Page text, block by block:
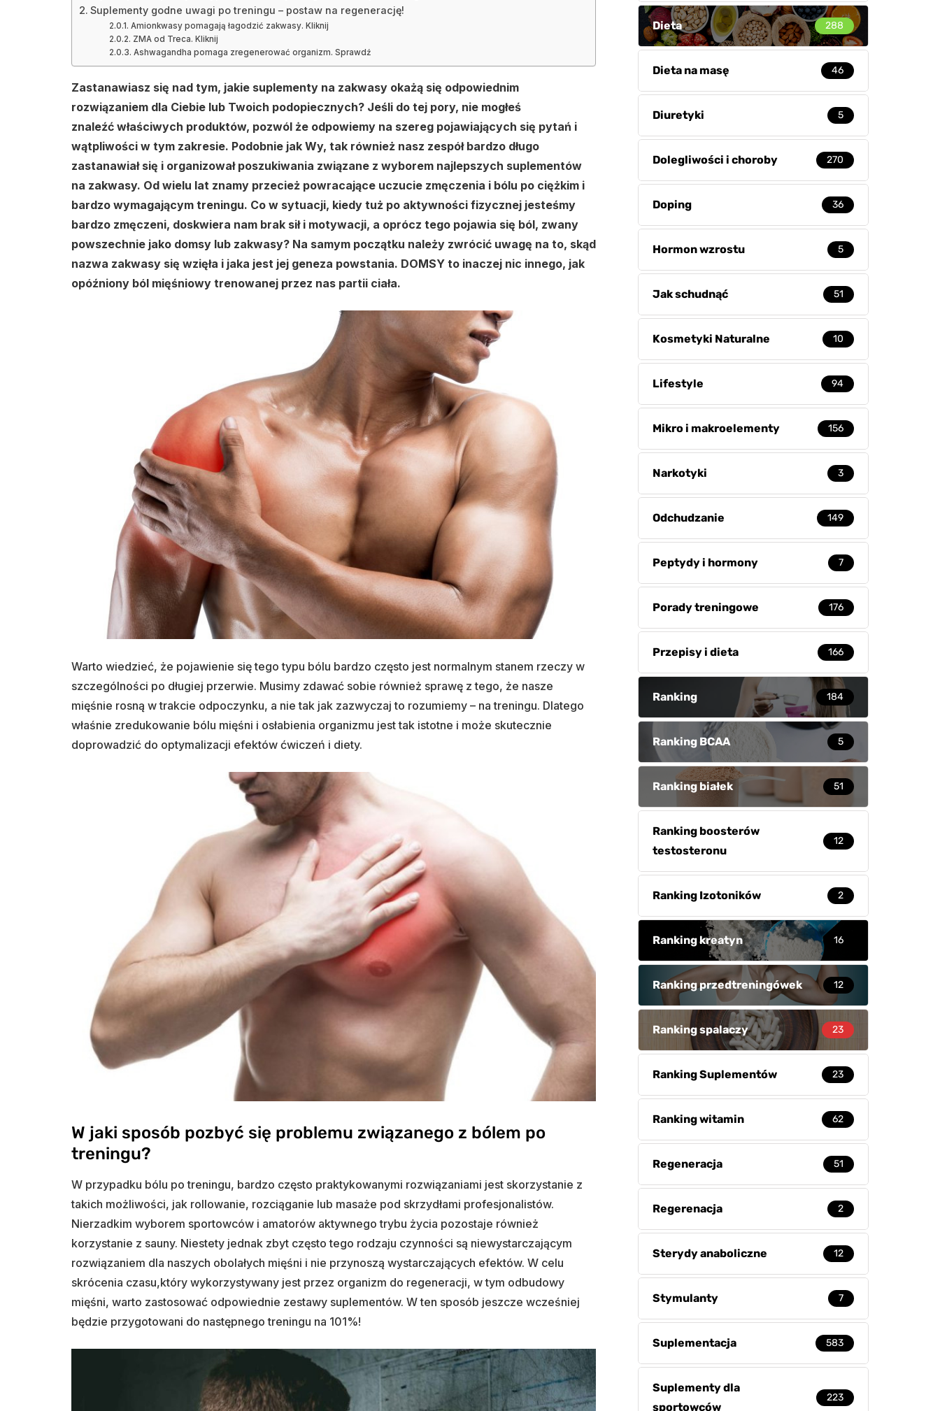
Suplementy godne uwagi po treningu – postaw na regenerację!
Amionkwasy pomagają łagodzić zakwasy. Kliknij
ZMA od Treca. Kliknij
Ashwagandha pomaga zregenerować organizm. Sprawdź
Zastanawiasz się nad tym, jakie suplementy na zakwasy okażą się odpowiednim
rozwiązaniem dla Ciebie lub Twoich podopiecznych? Jeśli do tej pory, nie mogłeś
znaleźć właściwych produktów, pozwól że odpowiemy na szereg pojawiających się pytań i
wątpliwości w tym zakresie. Podobnie jak Wy, tak również nasz zespół bardzo długo
zastanawiał się i organizował poszukiwania związane z wyborem najlepszych suplementów
na zakwasy. Od wielu lat znamy przecież powracające uczucie zmęczenia i bólu po ciężkim i
bardzo wymagającym treningu. Co w sytuacji, kiedy tuż po aktywności fizycznej jesteśmy
bardzo zmęczeni, doskwiera nam brak sił i motywacji, a oprócz tego pojawia się ból, zwany
powszechnie jako domsy lub zakwasy? Na samym początku należy zwrócić uwagę na to, skąd
nazwa zakwasy się wzięła i jaka jest jej geneza powstania. DOMSY to inaczej nic innego, jak
opóźniony ból mięśniowy trenowanej przez nas partii ciała.
Warto wiedzieć, że pojawienie się tego typu bólu bardzo często jest normalnym stanem rzeczy w
szczególności po długiej przerwie. Musimy zdawać sobie również sprawę z tego, że nasze
mięśnie rosną w trakcie odpoczynku, a nie tak jak zazwyczaj to rozumiemy – na treningu. Dlatego
właśnie zredukowanie bólu mięśni i osłabienia organizmu jest tak istotne i może skutecznie
doprowadzić do optymalizacji efektów ćwiczeń i diety.
W jaki sposób pozbyć się problemu związanego z bólem po
treningu?
W przypadku bólu po treningu, bardzo często praktykowanymi rozwiązaniami jest skorzystanie z
takich możliwości, jak rollowanie, rozciąganie lub masaże pod skrzydłami profesjonalistów.
Nierzadkim wyborem sportowców i amatorów aktywnego trybu życia pozostaje również
korzystanie z sauny. Niestety jednak zbyt często tego rodzaju czynności są niewystarczającym
rozwiązaniem dla naszych obolałych mięśni i nie przynoszą wystarczających efektów. W celu
skrócenia czasu,który wykorzystywany jest przez organizm do regeneracji, w tym odbudowy
mięśni, warto zastosować odpowiednie zestawy suplementów. W ten sposób jeszcze wcześniej
będzie przygotowani do następnego treningu na 101%!
Dieta 288
Dieta na masę 46
Diuretyki 5
Dolegliwości i choroby 270
Doping 36
Hormon wzrostu 5
Jak schudnąć 51
Kosmetyki Naturalne 10
Lifestyle 94
Mikro i makroelementy 156
Narkotyki 3
Odchudzanie 149
Peptydy i hormony 7
Porady treningowe 176
Przepisy i dieta 166
Ranking 184
Ranking BCAA 5
Ranking białek 51
Ranking boosterów
testosteronu
12
Ranking Izotoników 2
Ranking kreatyn 16
Ranking przedtreningówek 12
Ranking spalaczy 23
Ranking Suplementów 23
Ranking witamin 62
Regeneracja 51
Regerenacja 2
Sterydy anaboliczne 12
Stymulanty 7
Suplementacja 583
Suplementy dla
sportowców
223